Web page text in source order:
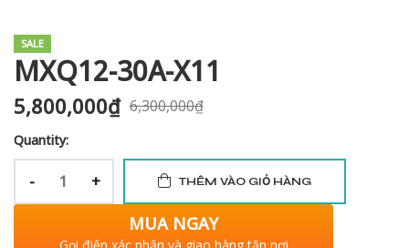
SALE
MXQ12-30A-X11
6,300,000₫
5,800,000₫
Quantity:
- + THÊM VÀO GIỎ HÀNG
MUA NGAY
XNK